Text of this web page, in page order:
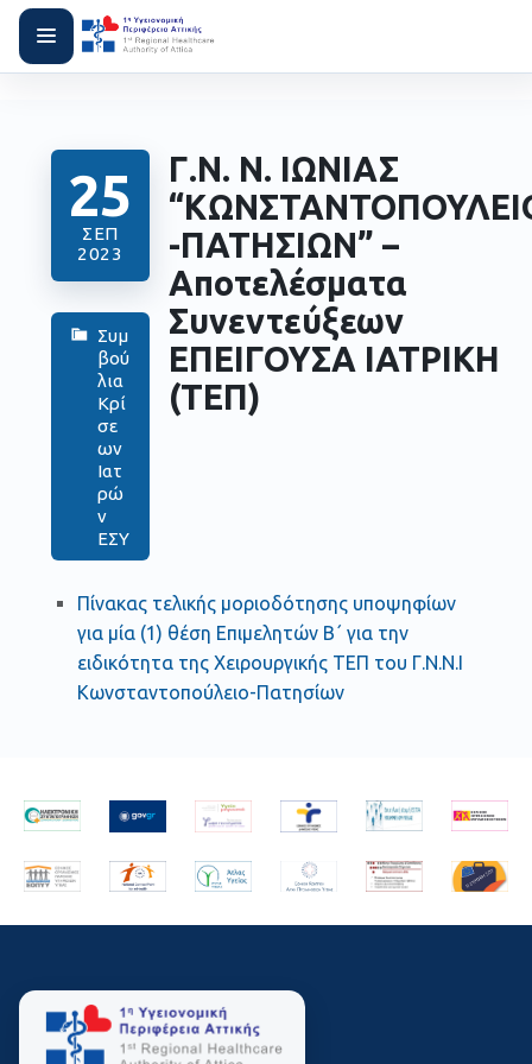
25
ΣΕΠ
2023
Συμ
βού
λια
Κρί
σε
ων
Ιατ
ρώ
ν
ΕΣΥ
Γ.Ν. Ν. ΙΩΝΙΑΣ
-ΠΑΤΗΣΙΩΝ” –
Αποτελέσματα
Συνεντεύξεων
ΕΠΕΙΓΟΥΣΑ ΙΑΤΡΙΚΗ
(ΤΕΠ)
Πίνακας τελικής μοριοδότησης υποψηφίων
για μία (1) θέση Επιμελητών Β΄ για την
ειδικότητα της Χειρουργικής ΤΕΠ του Γ.Ν.Ν.Ι
Κωνσταντοπούλειο-Πατησίων